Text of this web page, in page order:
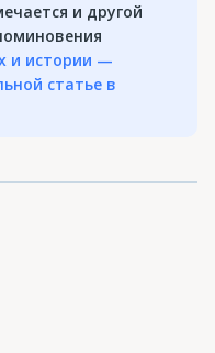
и другой
и истории —
статье в